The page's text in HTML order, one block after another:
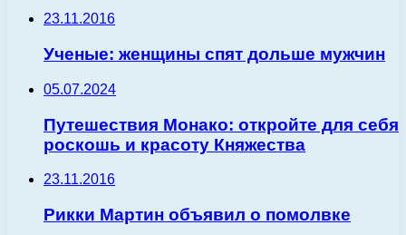
23.11.2016
Ученые: женщины спят дольше мужчин
05.07.2024
Путешествия Монако: откройте для себя
роскошь и красоту Княжества
23.11.2016
Рикки Мартин объявил о помолвке